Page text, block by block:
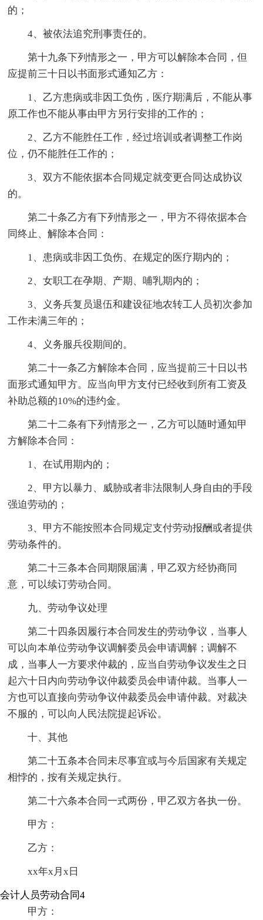
的；
4、被依法追究刑事责任的。
第十九条下列情形之一，甲方可以解除本合同，但
应提前三十日以书面形式通知乙方：
1、乙方患病或非因工负伤，医疗期满后，不能从事
原工作也不能从事由甲方另行安排的工作的；
2、乙方不能胜任工作，经过培训或者调整工作岗
位，仍不能胜任工作的；
3、双方不能依据本合同规定就变更合同达成协议
的。
第二十条乙方有下列情形之一，甲方不得依据本合
同终止、解除本合同：
1、患病或非因工负伤、在规定的医疗期内的；
2、女职工在孕期、产期、哺乳期内的；
3、义务兵复员退伍和建设征地农转工人员初次参加
工作未满三年的；
4、义务服兵役期间的。
第二十一条乙方解除本合同，应当提前三十日以书
面形式通知甲方。应当向甲方支付已经收到所有工资及
补助总额的10%的违约金。
第二十二条有下列情形之一，乙方可以随时通知甲
方解除本合同：
1、在试用期内的；
2、甲方以暴力、威胁或者非法限制人身自由的手段
强迫劳动的；
3、甲方不能按照本合同规定支付劳动报酬或者提供
劳动条件的。
第二十三条本合同期限届满，甲乙双方经协商同
意，可以续订劳动合同。
九、劳动争议处理
第二十四条因履行本合同发生的劳动争议，当事人
可以向本单位劳动争议调解委员会申请调解；调解不
成，当事人一方要求仲裁的，应当自劳动争议发生之日
起六十日内向劳动争议仲裁委员会申请仲裁。当事人一
方也可以直接向劳动争议仲裁委员会申请仲裁。对裁决
不服的，可以向人民法院提起诉讼。
十、其他
第二十五条本合同未尽事宜或与今后国家有关规定
相悖的，按有关规定执行。
第二十六条本合同一式两份，甲乙双方各执一份。
甲方：
乙方：
xx年x月x日
会计人员劳动合同4
甲方：